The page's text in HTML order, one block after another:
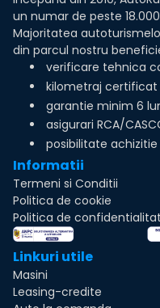
un numar de peste
Majoritatea
din parcul nostru
verificare tehnica
kilometraj certificat
garantie minim 6
asigurari RCA/
posibilitate
Informatii
Termeni si Conditii
Politica de cookie
Politica de
Linkuri utile
Masini
Leasing-credite